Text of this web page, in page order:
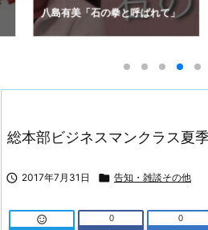
呼ばれて」 末廣智明「打撃道」
総本部ビジネスマンクラス夏
 2017年7月31日  告知・雑談その他
 0 0